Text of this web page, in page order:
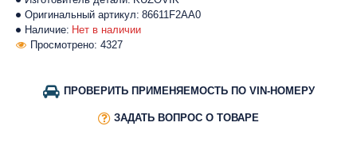
Наличие: Нет в наличии
Оригинальный артикул: 86611F2AA0
Просмотрено: 4327
ПРОВЕРИТЬ ПРИМЕНЯЕМОСТЬ ПО VIN-НОМЕРУ
ЗАДАТЬ ВОПРОС О ТОВАРЕ